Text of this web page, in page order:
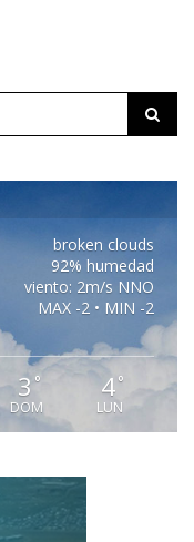
broken clouds
92% humedad
viento: 2m/s NNO
MAX -2 • MIN -2
3 °
DOM
4°
LUN